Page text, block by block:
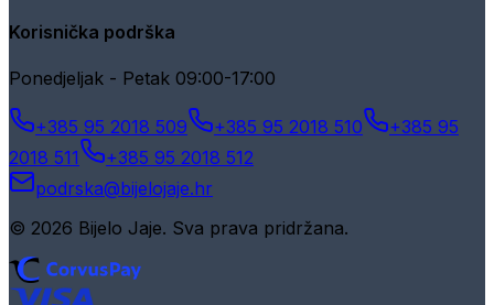
Korisnička podrška
Ponedjeljak - Petak 09:00-17:00
+385 95 2018 509 +385 95 2018 510
+385 95
2018 511
+385 95 2018 512
podrska@bijelojaje.hr
© 2026 Bijelo Jaje. Sva prava pridržana.